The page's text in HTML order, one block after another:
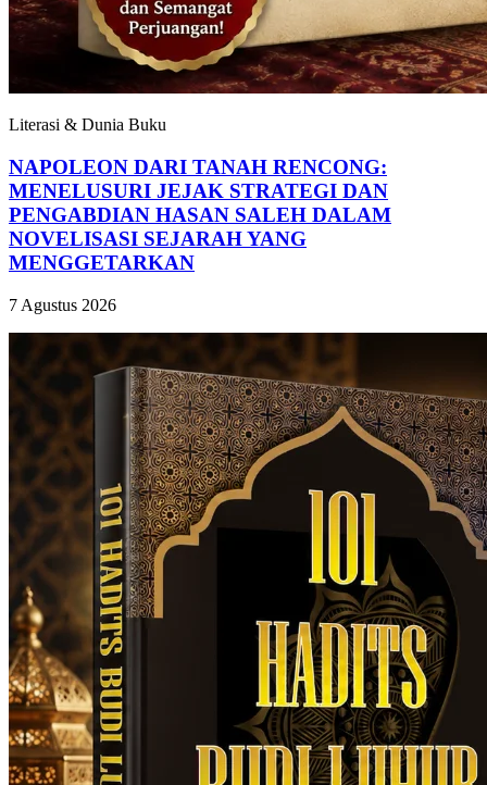
Literasi & Dunia Buku
NAPOLEON DARI TANAH RENCONG:
MENELUSURI JEJAK STRATEGI DAN
PENGABDIAN HASAN SALEH DALAM
NOVELISASI SEJARAH YANG
MENGGETARKAN
7 Agustus 2026